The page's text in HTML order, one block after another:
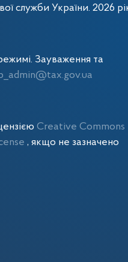
служби України. 2026
Зауваження та
Creative Commons
, якщо не зазначено